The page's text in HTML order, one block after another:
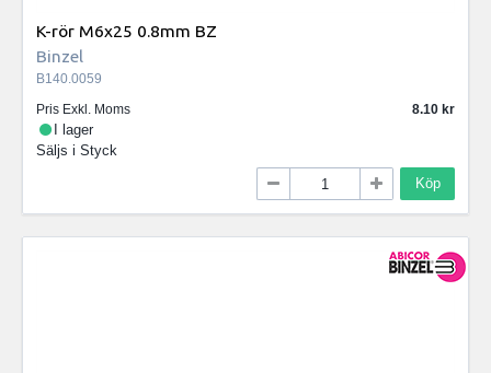
K-rör M6x25 0.8mm BZ
Binzel
B140.0059
Pris Exkl. Moms
8.10
I lager
Säljs i Styck
Köp